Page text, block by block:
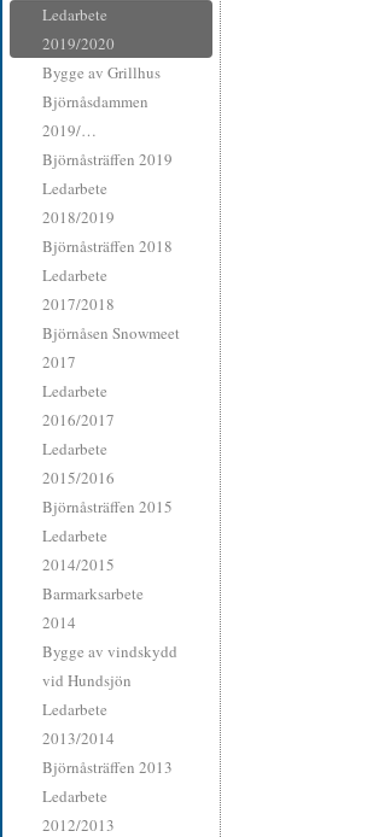
Ledarbete
2019/2020
Bygge av Grillhus
Björnåsdammen
2019/…
Björnåsträffen 2019
Ledarbete
2018/2019
Björnåsträffen 2018
Ledarbete
2017/2018
Björnåsen Snowmeet
2017
Ledarbete
2016/2017
Ledarbete
2015/2016
Björnåsträffen 2015
Ledarbete
2014/2015
Barmarksarbete
2014
Bygge av vindskydd
vid Hundsjön
Ledarbete
2013/2014
Björnåsträffen 2013
Ledarbete
2012/2013